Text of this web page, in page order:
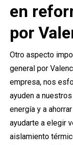
en
por
Otro aspecto
general por
empresa, nos
ayuden a
energía y a
ayudarte a elegir
aislamiento